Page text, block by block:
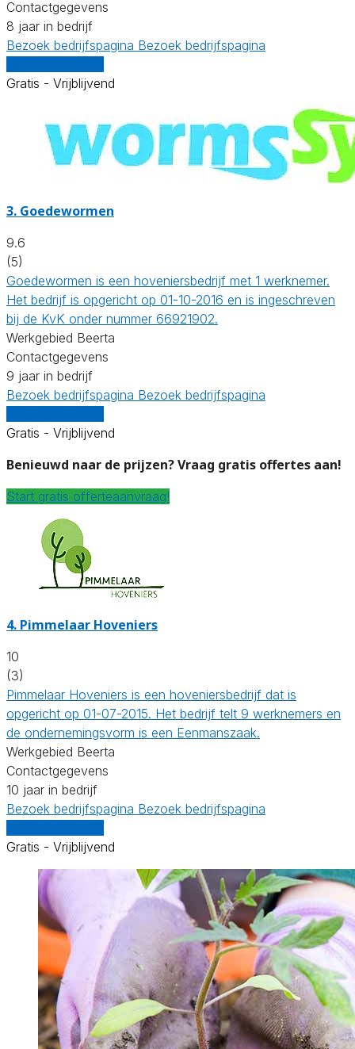
Contactgegevens
8 jaar in bedrijf
Bezoek bedrijfspagina Bezoek bedrijfspagina
Gratis - Vrijblijvend
3. Goedewormen
9.6
(5)
Goedewormen is een hoveniersbedrijf met 1 werknemer.
Het bedrijf is opgericht op 01-10-2016 en is ingeschreven
bij de KvK onder nummer 66921902.
Werkgebied Beerta
Contactgegevens
9 jaar in bedrijf
Bezoek bedrijfspagina Bezoek bedrijfspagina
Gratis - Vrijblijvend
Benieuwd naar de prijzen? Vraag gratis offertes aan!
Start gratis offerteaanvraag!
4. Pimmelaar Hoveniers
10
(3)
Pimmelaar Hoveniers is een hoveniersbedrijf dat is
opgericht op 01-07-2015. Het bedrijf telt 9 werknemers en
de ondernemingsvorm is een Eenmanszaak.
Werkgebied Beerta
Contactgegevens
10 jaar in bedrijf
Bezoek bedrijfspagina Bezoek bedrijfspagina
Gratis - Vrijblijvend